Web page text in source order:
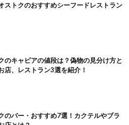
ストクのおすすめシーフードレストラン
のキャビアの値段は？偽物の見分け方と
店、レストラン3選を紹介！
のバー・おすすめ7選！カクテルやブラ